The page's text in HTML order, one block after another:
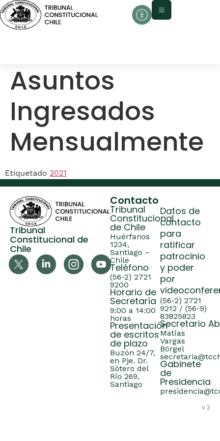
contenido
Asuntos
Ingresados
Mensualmente
Etiquetado 2021
Tribunal
Constitucional de
Chile
Contacto
Tribunal
Constitucional
de Chile
Huérfanos
1234,
Santiago –
Chile
Teléfono
(56-2) 2721
9200
Horario de
Secretaría
9:00 a 14:00
horas
Presentación
de escritos
de plazo
Buzón 24/7,
en Pje. Dr.
Sótero del
Río 269,
Santiago
Datos de
contacto
para
ratificar
patrocinio
y poder
por
(56-2) 2721
9212 / (56-9)
83825823
Secretario
Matías
Vargas
Börgel
Gabinete
de
Presidencia
v.2